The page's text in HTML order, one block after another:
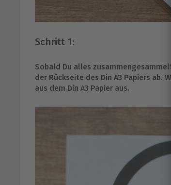
Schritt 1:
Sobald Du alles
der Rückseite des Din A3 Papiers ab.
aus dem Din A3 Papier aus.